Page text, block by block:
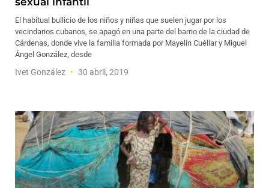
El habitual bullicio de los niños y niñas que suelen jugar por los
vecindarios cubanos, se apagó en una parte del barrio de la ciudad de
Cárdenas, donde vive la familia formada por Mayelín Cuéllar y Miguel
Ángel González, desde
Ivet González 30 abril, 2019